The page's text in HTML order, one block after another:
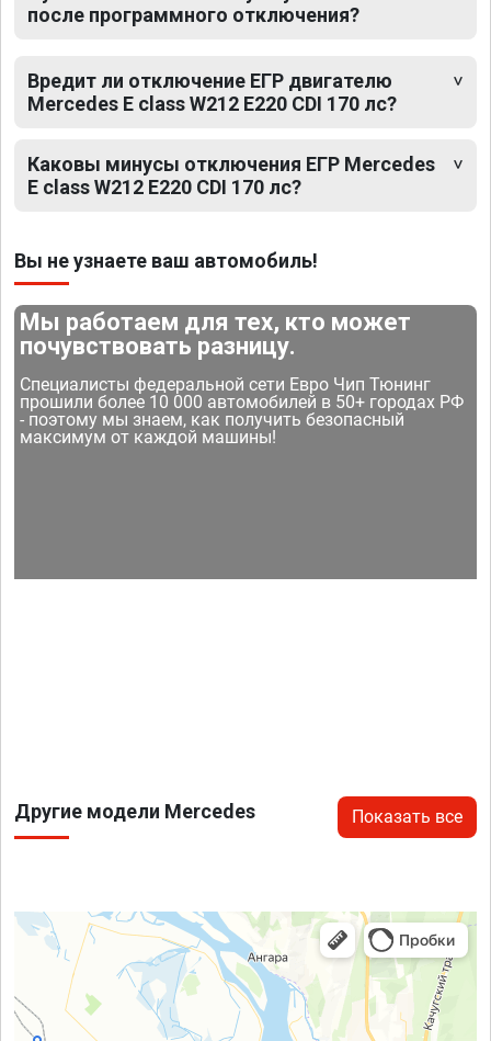
после программного отключения?
Вредит ли отключение ЕГР двигателю
Mercedes E class W212 E220 CDI 170 лс?
Каковы минусы отключения ЕГР Mercedes
E class W212 E220 CDI 170 лс?
Вы не узнаете ваш автомобиль!
Мы работаем для тех, кто может
почувствовать разницу.
Специалисты федеральной сети Евро Чип Тюнинг
прошили более 10 000 автомобилей в 50+ городах РФ
- поэтому мы знаем, как получить безопасный
максимум от каждой машины!
Другие модели Mercedes Показать все